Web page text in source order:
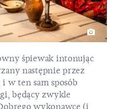
śpiewak intonując
następnie przez
w ten sam sposób
będący zwykle
wykonawcę (i